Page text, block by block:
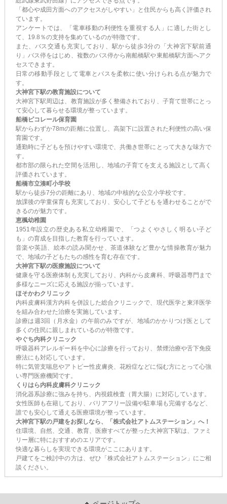
「都心や成田方面へのアクセスがしやすい」と住民からも高く評価され
ています。
アンケートでは、「電車移動の利便性を重視する人」に適した街とし
て、19.8％の支持を集めているのが特徴です。
また、バス交通も充実しており、駅から徒歩3分の「大神宮下駅前通
り」バス停をはじめ、複数のバス停から南船橋駅や東船橋駅方面へアク
セスできます。
日常の移動手段として電車とバスを柔軟に使い分けられる点が魅力で
す。
大神宮下駅の教育施設について
大神宮下駅周辺は、教育施設が多く整備されており、子育て世帯にとっ
て安心して暮らせる環境が整っています。
船橋ピコレール保育園
駅からわずか78mの距離に位置し、高架下に設置された利便性の高い保
育園です。
通勤時に子どもを預けやすい環境で、共働き世帯にとって大きな味方で
す。
都市部の限られた空間を活用し、地域の子育てを支える施設として高く
評価されています。
船橋市立湊町小学校
駅から徒歩7分の距離にあり、地域の中核的な公立小学校です。
放課後の学童保育も充実しており、安心して子どもを通わせることがで
きるのが魅力です。
恵楓幼稚園
1951年設立の歴史ある私立幼稚園で、「つよくやさしく明るい子ど
も」の育成を目指した教育を行っています。
音楽や英語、絵本の読み聞かせ、茶道体験など豊かな情操教育が魅力
で、地域の子どもたちの感性を育む存在です。
大神宮下駅の医療施設について
健康を守る医療体制も充実しており、内科から皮膚科、呼吸器専門まで
多様なニーズに応える施設が揃っています。
ほそかわクリニック
内科皮膚科漢方内科を併設した総合クリニックで、現代医学と東洋医学
を組み合わせた治療を実施しています。
診療は週3回（月水金）の午前のみですが、地域のかかりつけ医として
多くの住民に親しまれているのが特徴です。
やぐち内科クリニック
呼吸器科アレルギー科を中心に診療を行っており、禁煙治療や舌下免疫
療法にも対応しています。
特に気管支喘息やアトピー性皮膚炎、花粉症などに悩む方にとって心強
い専門医療機関です。
くりはら内科皮膚科クリニック
消化器系診療に強みを持ち、内視鏡検査（胃大腸）に対応しています。
女性医師も在籍しており、バリアフリー設備や駐車場も完備するなど、
誰でも安心して通える医療環境が整っています。
大神宮下駅の戸建をお探しなら、「株式会社アトムステーション」へ！
住環境、自然、交通、教育、医療すべてが整った大神宮下駅は、ファミ
リー層に特におすすめのエリアです。
快適な暮らしを実現できる環境がここにあります。
戸建てをご検討中の方は、ぜひ「株式会社アトムステーション」にご相
談ください。